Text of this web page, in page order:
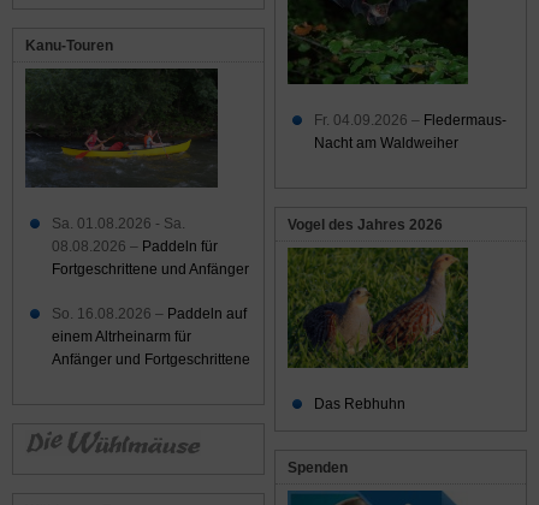
Fr. 04.09.2026 – Fledermaus-
Nacht am Waldweiher
Vogel des Jahres 2026
Das Rebhuhn
Spenden
Kanu-Touren
Sa. 01.08.2026 - Sa.
08.08.2026 – Paddeln für
Fortgeschrittene und Anfänger
So. 16.08.2026 – Paddeln auf
einem Altrheinarm für
Anfänger und Fortgeschrittene